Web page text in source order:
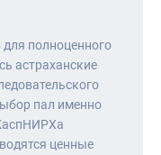
полноценного
астраханские
пал именно
ценные